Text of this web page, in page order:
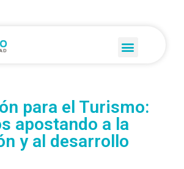
para el Turismo:
apostando a la
y al desarrollo